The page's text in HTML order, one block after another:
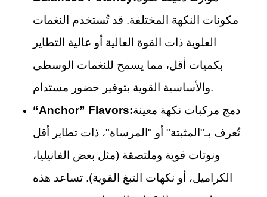
مكونات النكهة المختلفة. قد تُستخدم النغمات
العلوية ذات القوة العالية أو عالية التطاير
بكميات أقل، مما يسمح للنغمات الوسطى
والأساسية القوية بتوفير حضور مستدام.
“Anchor” Flavors:دمج مركبات نكهة معينة
تُعرف بـ"المثبتة" أو "المرساة"، ذات تطاير أقل
ونوتات قوية وملتصقة (مثل بعض الفانيليا،
الكراميل، أو نكهات التبغ القوية). تساعد هذه